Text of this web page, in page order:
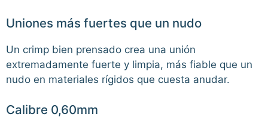
Uniones más fuertes que un nudo
Un crimp bien prensado crea una unión
extremadamente fuerte y limpia, más fiable que un
nudo en materiales rígidos que cuesta anudar.
Calibre 0,60mm